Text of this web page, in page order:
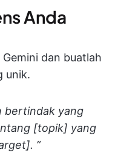
Anda
dan buatlah
unik.
bertindak yang
[topik] yang
”